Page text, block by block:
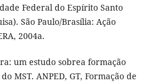
Federal do Espírito Santo
São Paulo/Brasília: Ação
2004a.
um estudo sobrea formação
MST. ANPED, GT, Formação de